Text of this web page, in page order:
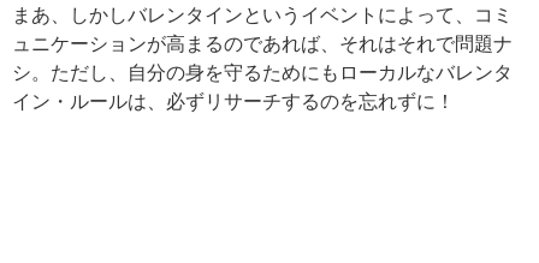
まあ、しかしバレンタインというイベントによって、コミ
ュニケーションが高まるのであれば、それはそれで問題ナ
シ。ただし、自分の身を守るためにもローカルなバレンタ
イン・ルールは、必ずリサーチするのを忘れずに！